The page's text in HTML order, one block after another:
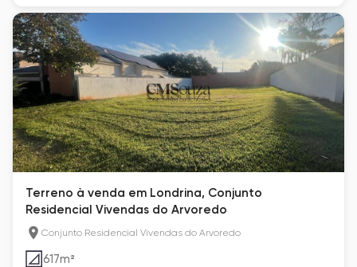
Terreno à venda em Londrina, Conjunto
Residencial Vivendas do Arvoredo
Conjunto Residencial Vivendas do Arvoredo
617m²